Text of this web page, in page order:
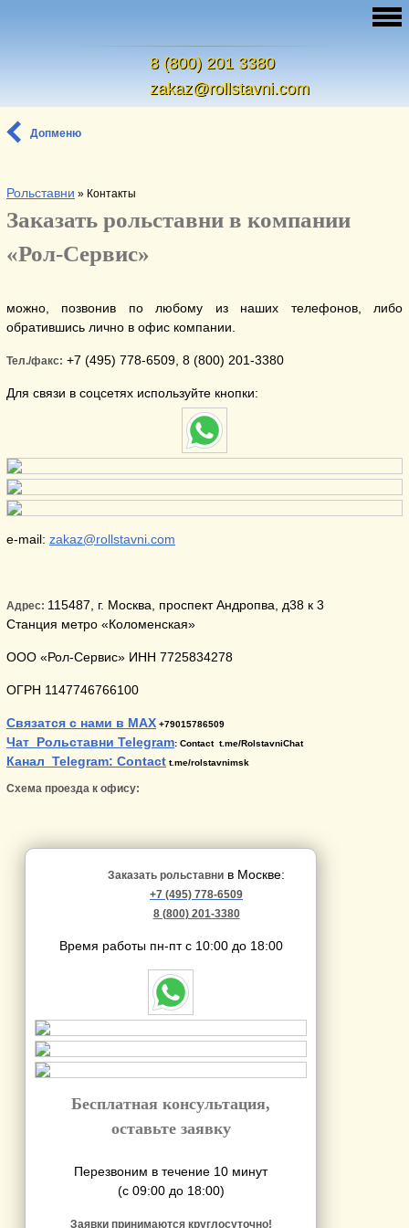
8 (800) 201 3380
zakaz@rollstavni.com
Допменю
Рольставни » Контакты
Заказать рольставни в компании
«Рол-Сервис»
можно, позвонив по любому из наших телефонов, либо
обратившись лично в офис компании.
Тел./факс: +7 (495) 778-6509, 8 (800) 201-3380
Для связи в соцсетях используйте кнопки:
e-mail: zakaz@rollstavni.com
Адрес: 115487, г. Москва, проспект Андропва, д38 к 3
Станция метро «Коломенская»
ООО «Рол-Сервис» ИНН 7725834278
ОГРН 1147746766100
Связатся с нами в MAX +79015786509
Чат Рольставни Telegram: Contact t.me/RolstavniChat
Канал Telegram: Contact t.me/rolstavnimsk
Схема проезда к офису:
Заказать рольставни в Москве:
+7 (495) 778-6509
8 (800) 201-3380
Время работы пн-пт с 10:00 до 18:00
Бесплатная консультация,
оставьте заявку
Перезвоним в течение 10 минут
(с 09:00 до 18:00)
Заявки принимаются круглосуточно!